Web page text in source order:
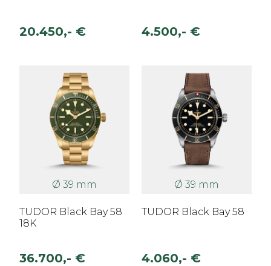
20.450,- € 4.500,- €
Ø 39 mm
TUDOR Black Bay 58
18K
36.700,- €
Ø 39 mm
TUDOR Black Bay 58
4.060,- €